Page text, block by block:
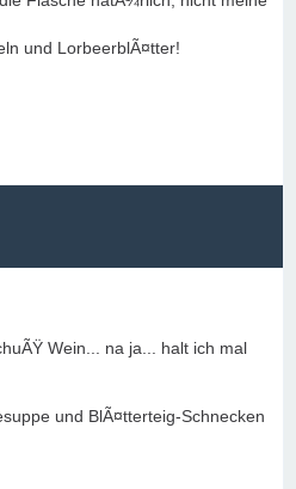
und LorbeerblÃ¤tter!
Wein... na ja... halt ich mal
und BlÃ¤tterteig-Schnecken